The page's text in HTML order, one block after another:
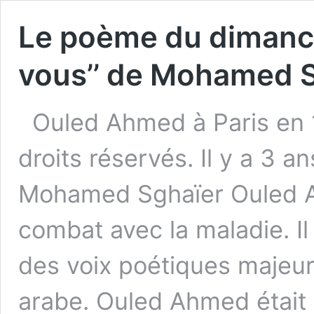
Le poème du
vous’’ de
Ouled Ahmed à Paris
droits réservés. Il y a 3
Mohamed Sghaïer Ouled
combat avec la maladie.
des voix poétiques
arabe. Ouled Ahmed